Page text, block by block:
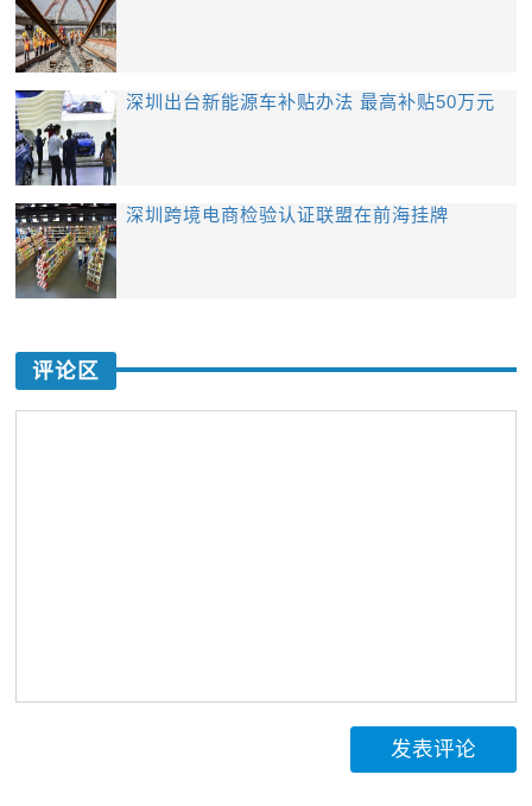
深圳出台新能源车补贴办法 最高补贴50万元
深圳跨境电商检验认证联盟在前海挂牌
评论区
发表评论